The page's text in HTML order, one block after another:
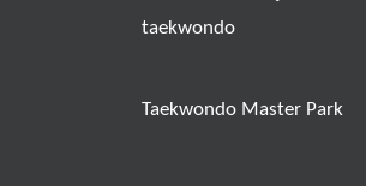
taekwondo
Taekwondo Master Park